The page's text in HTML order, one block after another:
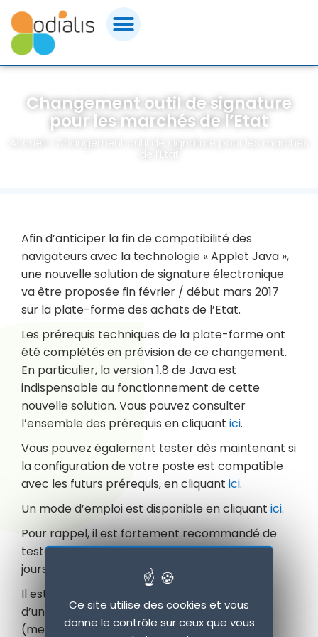
FORMATIONS MARCHÉS PUBLICS
CERTIFICATIONS
CONSEILS & ACCOMPAGNEMENT
ACHETEURS PUBLICS
QUI SOMMES-NOUS ?
CONTACT ODIALIS
Changement outil de signature
pour les marchés de l’Etat
Changement outil de signature pour les marchés
Afin d’anticiper la fin de compatibilité des
navigateurs avec la technologie « Applet Java »,
une nouvelle solution de signature électronique
va être proposée fin février / début mars 2017
sur la plate-forme des achats de l’Etat.
Les prérequis techniques de la plate-forme ont
été complétés en prévision de ce changement.
En particulier, la version 1.8 de Java est
indispensable au fonctionnement de cette
nouvelle solution. Vous pouvez consulter
l’ensemble des prérequis en cliquant ici.
Vous pouvez également tester dès maintenant si
la configuration de votre poste est compatible
avec les futurs prérequis, en cliquant ici.
Un mode d’emploi est disponible en cliquant ici.
Pour rappel, il est fortement recommandé de
tester la configuration de son poste quelques
jours avant le dépôt d’une offre.
Il est également possible de tester le dépôt
d’une réponse sur une consultation de test
(menu Aide).
Panneau de gestion des cookies
Ce site utilise des cookies et vous
donne le contrôle sur ceux que vous